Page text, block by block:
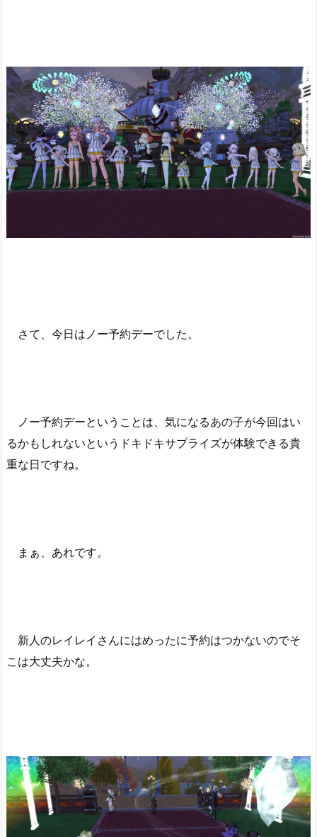
さて、今日はノー予約デーでした。
ノー予約デーということは、気になるあの子が今回はい
るかもしれないというドキドキサプライズが体験できる貴
重な日ですね。
まぁ、あれです。
新人のレイレイさんにはめったに予約はつかないのでそ
こは大丈夫かな。